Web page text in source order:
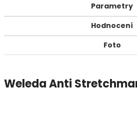
Parametry
Hodnocení
Foto
Weleda Anti